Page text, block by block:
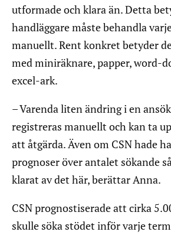
utformade och klara än. Detta
handläggare måste behandla
manuellt. Rent konkret betyder
med miniräknare, papper, word-
excel-ark.
– Varenda liten ändring i en
registreras manuellt och kan ta
att åtgärda. Även om CSN hade
prognoser över antalet sökande
klarat av det här, berättar Anna.
CSN prognostiserade att cirka
skulle söka stödet inför varje